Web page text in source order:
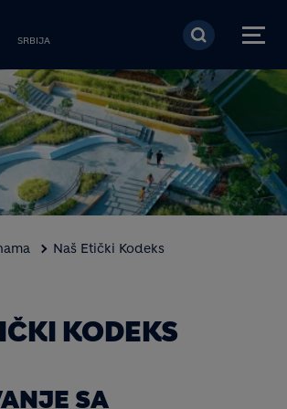
Skip to main content
SRBIJA
Naš Etički Kodeks
KODEKS
SA